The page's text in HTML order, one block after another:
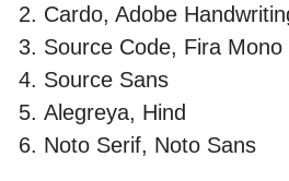
Cardo, Adobe
Source Code, Fira Mono
Source Sans
Alegreya, Hind
Noto Serif, Noto Sans